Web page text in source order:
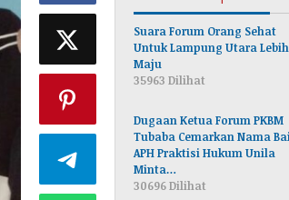
Suara Forum Orang Sehat
Untuk Lampung Utara Lebih
Maju
35963 Dilihat
Dugaan Ketua Forum PKBM
Tubaba Cemarkan Nama
APH Praktisi Hukum Unila
Minta…
30696 Dilihat